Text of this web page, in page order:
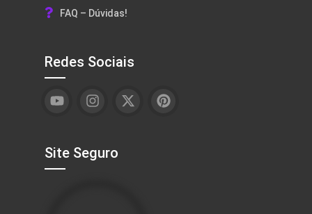
FAQ – Dúvidas!
Redes Sociais
Site Seguro